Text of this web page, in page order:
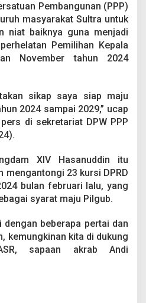
Pembangunan (PPP)
masyarakat Sultra untuk
niat baiknya guna menjadi
Pemilihan Kepala
November tahun 2024
sikap saya siap maju
2024 sampai 2029,” ucap
di sekretariat DPW PPP
XIV Hasanuddin itu
mengantongi 23 kursi DPRD
bulan februari lalu, yang
syarat maju Pilgub.
dengan beberapa pertai dan
kemungkinan kita di dukung
sapaan akrab Andi